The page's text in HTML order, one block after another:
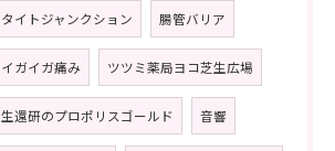
タイトジャンクション 腸管バリア
イガイガ痛み ツツミ薬局ヨコ芝生広場
生還研のプロポリスゴールド 音響